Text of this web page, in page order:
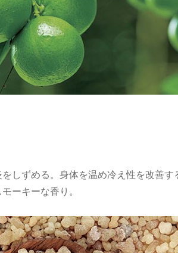
しずめる。身体を温め冷え性を改善す
ーキーな香り。